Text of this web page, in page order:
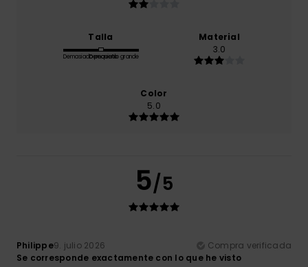
Talla
Demasiado pequeño
Demasiado grande
Material
3.0
Color
5.0
5/5
Philippe9. julio 2026
Compra verificada
Se corresponde exactamente con lo que he visto